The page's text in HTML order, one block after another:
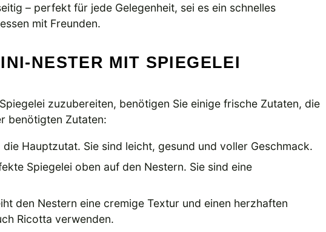
– perfekt für jede Gelegenheit, sei es ein schnelles
mit Freunden.
NESTER MIT SPIEGELEI
zuzubereiten, benötigen Sie einige frische Zutaten, die
benötigten Zutaten:
die Hauptzutat. Sie sind leicht, gesund und voller Geschmack.
Spiegelei oben auf den Nestern. Sie sind eine
den Nestern eine cremige Textur und einen herzhaften
Ricotta verwenden.